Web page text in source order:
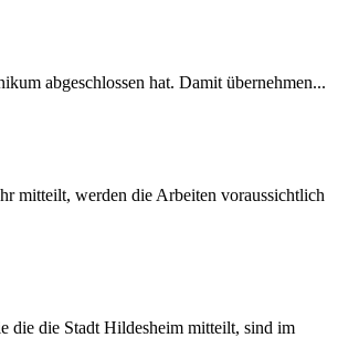
abgeschlossen hat. Damit übernehmen...
mitteilt, werden die Arbeiten voraussichtlich
die die Stadt Hildesheim mitteilt, sind im